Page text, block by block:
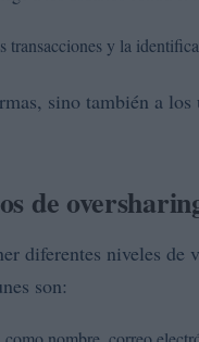
transacciones y la
sino también a
de
diferentes niveles de
son: